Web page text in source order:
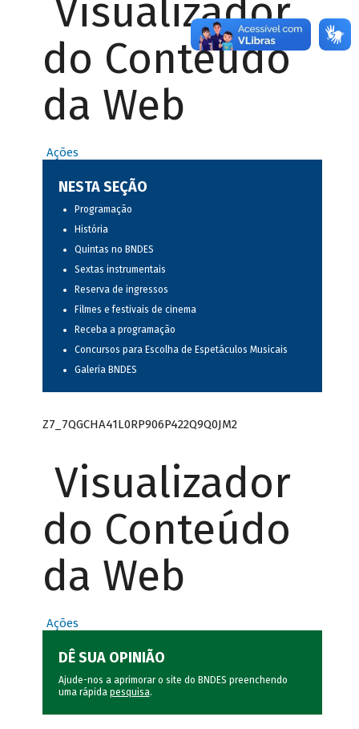
Visualizador
do Conteúdo
da Web
Ações
NESTA SEÇÃO
Programação
História
Quintas no BNDES
Sextas instrumentais
Reserva de ingressos
Filmes e festivais de cinema
Receba a programação
Concursos para Escolha de Espetáculos Musicais
Galeria BNDES
Z7_7QGCHA41L0RP906P422Q9Q0JM2
Visualizador
do Conteúdo
da Web
Ações
DÊ SUA OPINIÃO
Ajude-nos a aprimorar o site do BNDES preenchendo
uma rápida pesquisa.